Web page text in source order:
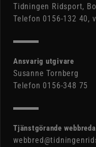
Tidningen Ridsport,
Telefon 0156-132 40,
Ansvarig utgivare
Susanne Tornberg
Telefon 0156-348 75
Tjänstgörande